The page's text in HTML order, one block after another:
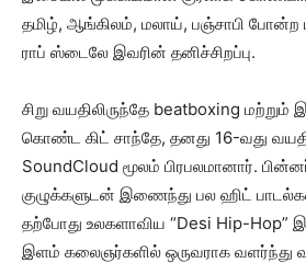
தமிழ், ஆங்கிலம், மலாய், பஞ்சாபி
ராப் ஸ்டைலே இவரின் தனிச்சிறப்பு.
சிறு வயதிலிருந்தே beatboxing
கொண்ட கிட் சாந்தே, தனது 16-வது
SoundCloud மூலம் பிரபலமானார்.
குழுக்களுடன் இணைந்து பல ஹிட்
தற்போது உலகளாவிய “Desi Hip-Hop”
இளம் கலைஞர்களில் ஒருவராக வளர்ந்து